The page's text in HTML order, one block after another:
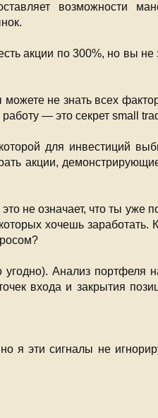
возможности
акции по 300%, но вы не
не знать всех
— это секрет small
для инвестиций
акции,
не означает, что ты уже
хочешь заработать.
Анализ портфеля
входа и закрытия
я эти сигналы не